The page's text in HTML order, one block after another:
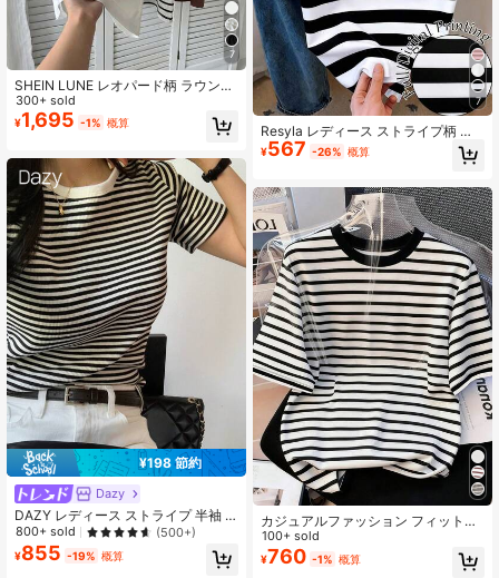
7
SHEIN LUNE レオパード柄 ラウンド
ネック ドロップショルダー Tシャツ
3点セット カジュアル ミニマリスト
ブラウン&ホワイト、春夏シーズンに
300+ sold
¥1,695 -1% 概算
¥198 節約
Dazy
DAZY レディース ストライプ 半袖 T
シャツ、多用途 ルーズフィット クル
ーネック プルオーバートップ、夏
800+ sold (500+)
¥855 -19% 概算
7
Resyla レディース ストライプ柄 カ
ジュアル ラウンドネック 半袖 Tシャ
ツ
¥567 -26% 概算
カジュアルファッション フィットニ
ット プルオーバー ストライプ コン
トラストカラー 半袖Tシャツ レディ
ース
100+ sold
¥760 -1% 概算